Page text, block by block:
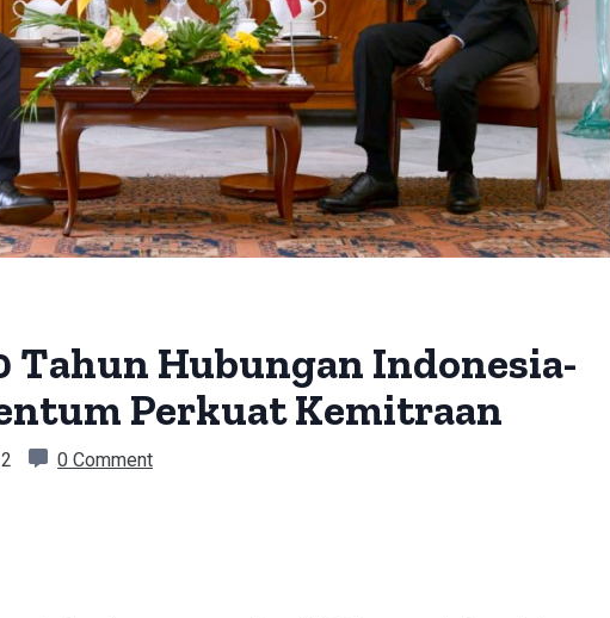
Tahun Hubungan Indonesia-
Perkuat Kemitraan
0 Comment